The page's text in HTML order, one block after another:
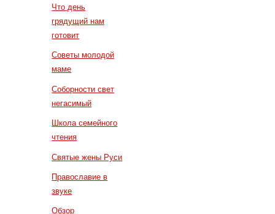
Что день
грядущий нам
готовит
Советы молодой
маме
Соборности свет
негасимый
Школа семейного
чтения
Святые жены Руси
Православие в
звуке
Обзор